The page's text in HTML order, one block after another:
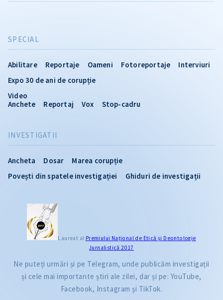
INVESTIGATII
Ancheta Dosar
Marea corupție
Povești din spatele investigației
Ghiduri de investigații
SPECIAL
Abilitare Reportaje Oameni Fotoreportaje
Interviuri
Expo 30 de ani de corupție
Video
Anchete
Reportaj Vox Stop-cadru
Laureat al Premiului Naţional de Etică și Deontologie
Jurnalistică 2017
Ne puteți urmări și pe Telegram, unde publicăm investigații
și cele mai importante știri ale zilei, dar și pe: YouTube,
Facebook, Instagram și TikTok.